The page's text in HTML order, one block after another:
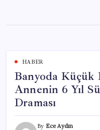
content
HABER
Banyoda Küçük
Annenin 6 Yıl
Draması
By Ece Aydın